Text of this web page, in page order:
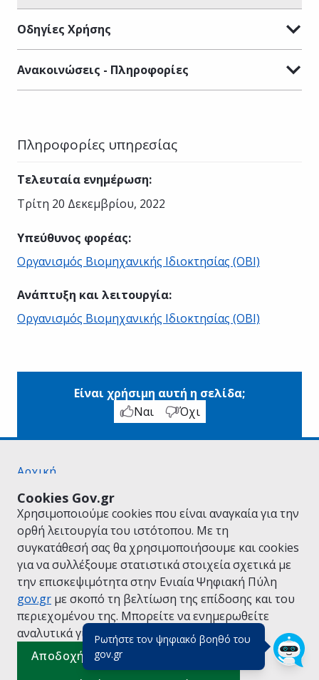
Ρωτήστε τον ψηφιακό βοηθό του
gov.gr(πάτησε για κλείσιμο)
Cookies Gov.gr
Χρησιμοποιούμε cookies που είναι αναγκαία για την
ορθή λειτουργία του ιστότοπου. Με τη
συγκατάθεσή σας θα χρησιμοποιήσουμε και cookies
για να συλλέξουμε στατιστικά στοιχεία σχετικά με
την επισκεψιμότητα στην Ενιαία Ψηφιακή Πύλη
gov.gr με σκοπό τη βελτίωση της επίδοσης και του
περιεχομένου της. Μπορείτε να ενημερωθείτε
αναλυτικά για την Πολιτική Cookies.
Αποδοχή όλων
Οδηγίες Χρήσης
Ανακοινώσεις - Πληροφορίες
Πληροφορίες υπηρεσίας
Τελευταία ενημέρωση:
Τρίτη 20 Δεκεμβρίου, 2022
Υπεύθυνος φορέας:
Οργανισμός Βιομηχανικής Ιδιοκτησίας (ΟΒΙ)
Ανάπτυξη και λειτουργία:
Οργανισμός Βιομηχανικής Ιδιοκτησίας (ΟΒΙ)
Είναι χρήσιμη αυτή η σελίδα;
Ναι
Όχι
Αρχική
Όροι Χρήσης
Πολιτική Απορρήτου
Δήλωση προσβασιμότητας
Πολιτική cookies
Προτάσεις για το gov.gr
Υλοποίηση από το Υπουργείο Ψηφιακής
Διακυβέρνησης
Ελληνικά |Αγγλικά